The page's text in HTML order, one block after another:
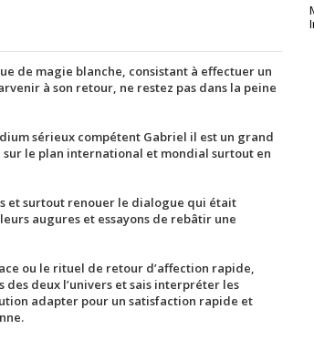
de magie blanche, consistant à effectuer un
à son retour, ne restez pas dans la peine
sérieux compétent Gabriel il est un grand
le plan international et mondial surtout en
et surtout renouer le dialogue qui était
augures et essayons de rebâtir une
ou le rituel de retour d’affection rapide,
deux l’univers et sais interpréter les
adapter pour un satisfaction rapide et